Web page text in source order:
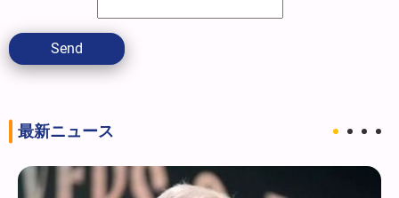
Send
最新ニュース